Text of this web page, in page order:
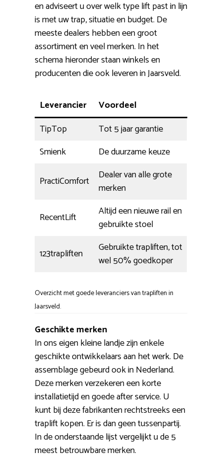
en adviseert u over welk type lift past in lijn
is met uw trap, situatie en budget. De
meeste dealers hebben een groot
assortiment en veel merken. In het
schema hieronder staan winkels en
producenten die ook leveren in Jaarsveld.
Leverancier
Voordeel
TipTop
Tot 5 jaar garantie
Smienk
De duurzame keuze
PractiComfort
Dealer van alle grote
merken
RecentLift
Altijd een nieuwe rail en
gebruikte stoel
123trapliften
Gebruikte trapliften, tot
wel 50% goedkoper
Overzicht met goede leveranciers van trapliften in
Jaarsveld.
Geschikte merken
In ons eigen kleine landje zijn enkele
geschikte ontwikkelaars aan het werk. De
assemblage gebeurd ook in Nederland.
Deze merken verzekeren een korte
installatietijd en goede after service. U
kunt bij deze fabrikanten rechtstreeks een
traplift kopen. Er is dan geen tussenpartij.
In de onderstaande lijst vergelijkt u de 5
meest betrouwbare merken.